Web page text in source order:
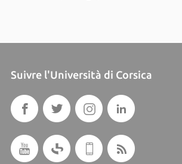
Suivre l'Università di Corsica